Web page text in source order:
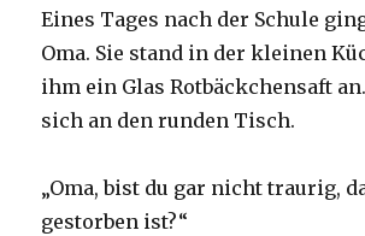
Eines Tages nach der Schule
Oma. Sie stand in der kleinen
ihm ein Glas Rotbäckchensaft
sich an den runden Tisch.
„Oma, bist du gar nicht traurig,
gestorben ist?“